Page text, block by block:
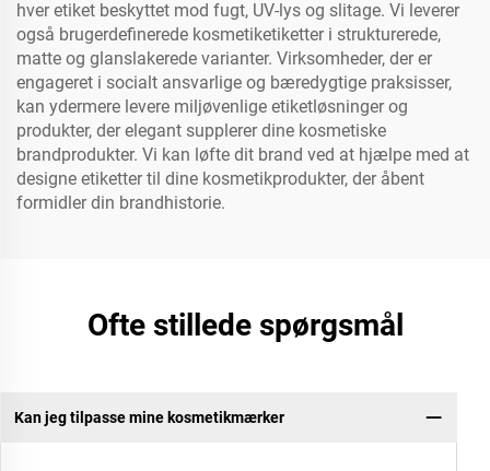
hver etiket beskyttet mod fugt, UV-lys og slitage. Vi leverer
også brugerdefinerede kosmetiketiketter i strukturerede,
matte og glanslakerede varianter. Virksomheder, der er
engageret i socialt ansvarlige og bæredygtige praksisser,
kan ydermere levere miljøvenlige etiketløsninger og
produkter, der elegant supplerer dine kosmetiske
brandprodukter. Vi kan løfte dit brand ved at hjælpe med at
designe etiketter til dine kosmetikprodukter, der åbent
formidler din brandhistorie.
Ofte stillede spørgsmål
Kan jeg tilpasse mine kosmetikmærker